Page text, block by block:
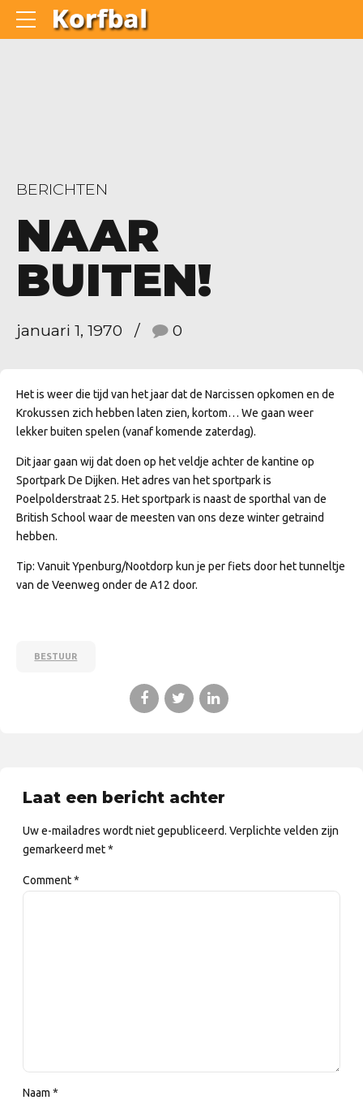
BERICHTEN
NAAR
BUITEN!
januari 1, 1970 0
Het is weer die tijd van het jaar dat de Narcissen opkomen en de
Krokussen zich hebben laten zien, kortom… We gaan weer
lekker buiten spelen (vanaf komende zaterdag).
Dit jaar gaan wij dat doen op het veldje achter de kantine op
Sportpark De Dijken. Het adres van het sportpark is
Poelpolderstraat 25. Het sportpark is naast de sporthal van de
British School waar de meesten van ons deze winter getraind
hebben.
Tip: Vanuit Ypenburg/Nootdorp kun je per fiets door het tunneltje
van de Veenweg onder de A12 door.
BESTUUR
Laat een bericht achter
Uw e-mailadres wordt niet gepubliceerd. Verplichte velden zijn
gemarkeerd met *
Comment*
Naam *